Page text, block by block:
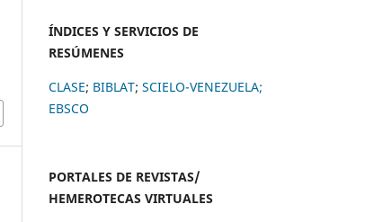
ÍNDICES Y SERVICIOS DE
RESÚMENES
CLASE; BIBLAT; SCIELO-VENEZUELA;
EBSCO
PORTALES DE REVISTAS/
HEMEROTECAS VIRTUALES